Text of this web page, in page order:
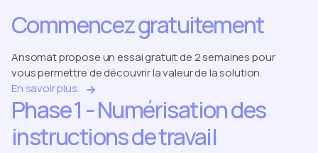
Commencez gratuitement
Ansomat propose un essai gratuit de 2 semaines pour
vous permettre de découvrir la valeur de la solution.
En savoir plus.
Phase 1 - Numérisation des
instructions de travail